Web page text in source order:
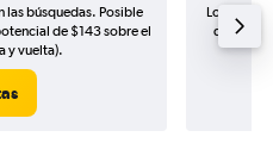
las búsquedas. Posible
de $143 sobre el
y vuelta).
Los
de